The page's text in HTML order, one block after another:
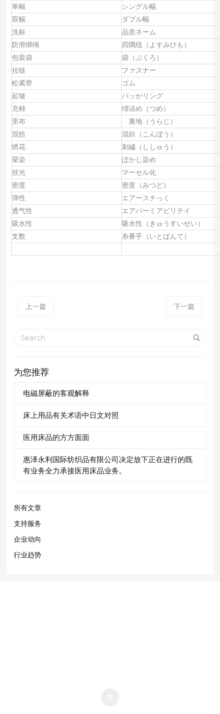
单幅
シングル幅
双幅
ダブル幅
洗标
品质ネーム
防滑绑绳
四隅纽（よすみひも）
包装袋
袋（ぶくろ）
拉链
ファスナー
松紧带
ゴム
起皱
パッかリング
充棉
绵诘め（つめ）
里布
裏地（うらじ）
混纺
混紡（こんぼう）
绣花
刺繡（ししゅう）
晕染
ぼかし染め
丝光
マーセル化
密度
密度（みつど）
弹性
エアースチっく
透气性
エアバーミアビリテイ
吸水性
吸水性（きゅうすいせい）
支数
糸番手（いとばんて）
上一篇 下一篇
为您推荐
电磁屏蔽的客观解释
床上用品有关术语中日文对照
医用床品的方方面面
惠泽永利国际纺织品有限公司决定放下正在进行的既
有业务全力承接医用床品业务。
所有文章
支持服务
企业动向
行业趋势